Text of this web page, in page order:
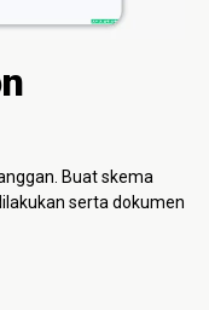
Buat skema
serta dokumen